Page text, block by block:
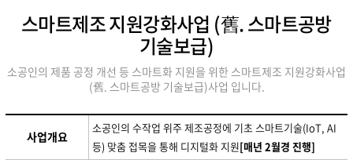
스마트제조 지원강화사업 (舊. 스마트공방
기술보급)
소공인의 제품 공정 개선 등 스마트화 지원을 위한 스마트제조 지원강화사업
(舊. 스마트공방 기술보급)사업 입니다.
사업개요
소공인의 수작업 위주 제조공정에 기초 스마트기술(IoT, AI
등) 맞춤 접목을 통해 디지털화 지원[매년 2월경 진행]